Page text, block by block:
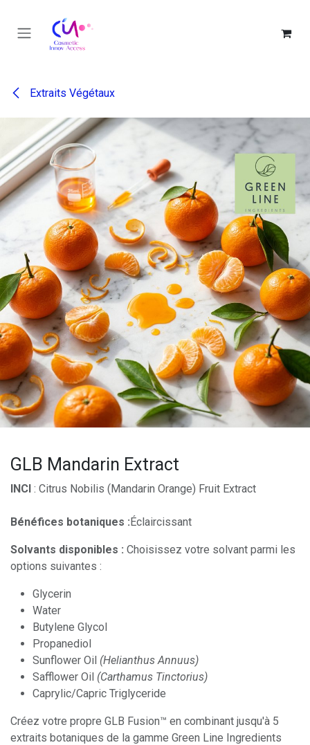
Extraits Végétaux
GLB Mandarin Extract
INCI : Citrus Nobilis (Mandarin Orange) Fruit Extract
Bénéfices botaniques :Éclaircissant
Solvants disponibles : Choisissez votre solvant parmi les
options suivantes :
Glycerin
Water
Butylene Glycol
Propanediol
Sunflower Oil (Helianthus Annuus)
Safflower Oil (Carthamus Tinctorius)
Caprylic/Capric Triglyceride
Créez votre propre GLB Fusion™ en combinant jusqu'à 5
extraits botaniques de la gamme Green Line Ingredients